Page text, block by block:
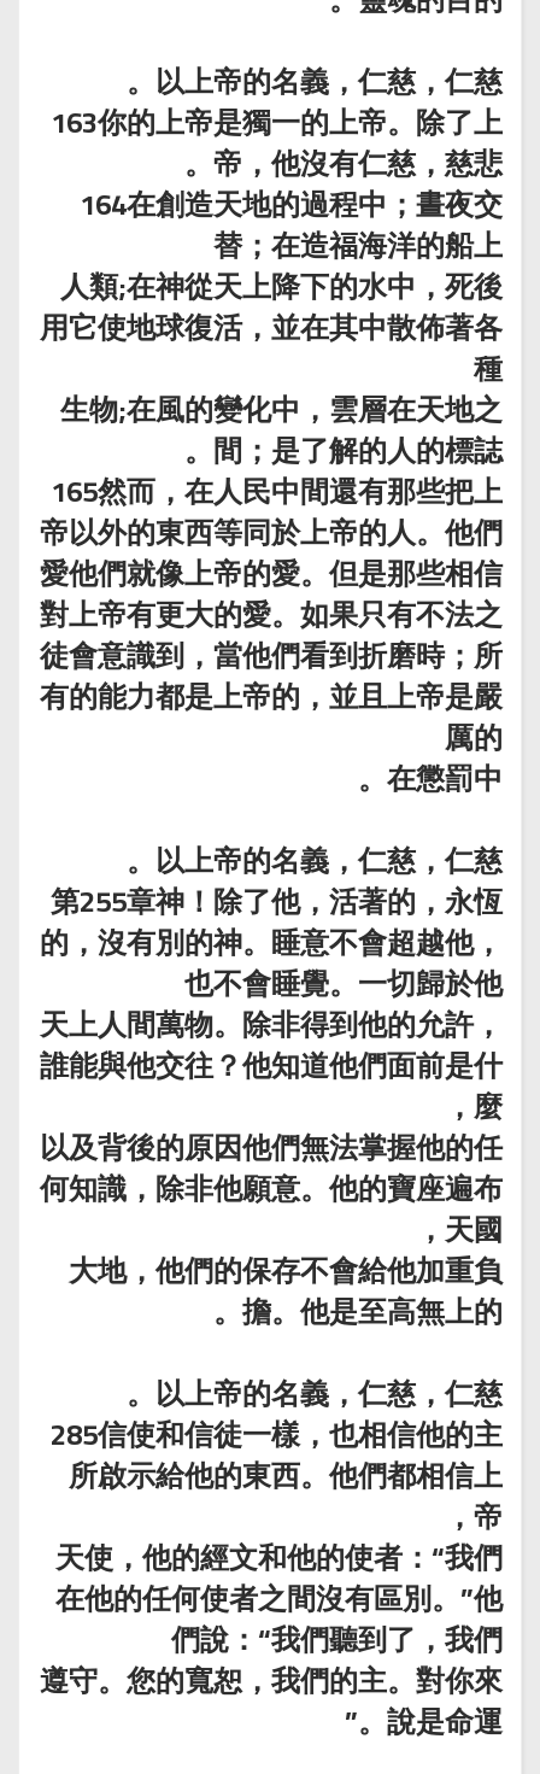
以上帝的名義，仁慈，仁慈。
163你的上帝是獨一的上帝。除了上
帝，他沒有仁慈，慈悲。
164在創造天地的過程中；晝夜交
替；在造福海洋的船上
人類;在神從天上降下的水中，死後
用它使地球復活，並在其中散佈著各
種
生物;在風的變化中，雲層在天地之
間；是了解的人的標誌。
165然而，在人民中間還有那些把上
帝以外的東西等同於上帝的人。他們
愛他們就像上帝的愛。但是那些相信
對上帝有更大的愛。如果只有不法之
徒會意識到，當他們看到折磨時；所
有的能力都是上帝的，並且上帝是嚴
厲的
在懲罰中。
以上帝的名義，仁慈，仁慈。
第255章神！除了他，活著的，永恆
的，沒有別的神。睡意不會超越他，
也不會睡覺。一切歸於他
天上人間萬物。除非得到他的允許，
誰能與他交往？他知道他們面前是什
麼，
以及背後的原因他們無法掌握他的任
何知識，除非他願意。他的寶座遍布
天國，
大地，他們的保存不會給他加重負
擔。他是至高無上的。
以上帝的名義，仁慈，仁慈。
285信使和信徒一樣，也相信他的主
所啟示給他的東西。他們都相信上
帝，
天使，他的經文和他的使者：“我們
在他的任何使者之間沒有區別。”他
們說：“我們聽到了，我們
遵守。您的寬恕，我們的主。對你來
說是命運。”